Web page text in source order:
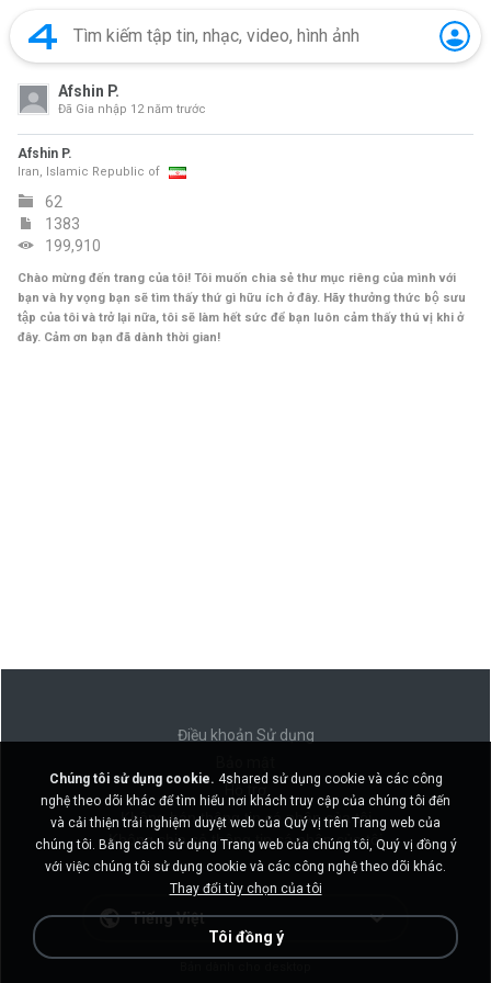
Afshin P.
Đã Gia nhập 12 năm trước
Afshin P.
Iran, Islamic Republic of
62
1383
199,910
Chào mừng đến trang của tôi! Tôi muốn chia sẻ thư mục riêng của mình với
bạn và hy vọng bạn sẽ tìm thấy thứ gì hữu ích ở đây. Hãy thưởng thức bộ sưu
tập của tôi và trở lại nữa, tôi sẽ làm hết sức để bạn luôn cảm thấy thú vị khi ở
đây. Cảm ơn bạn đã dành thời gian!
Điều khoản Sử dụng
Không bán thông tin cá nhân của tôi
Không chia sẻ thông tin cá nhân của tôi
Tiếng Việt
Chúng tôi sử dụng cookie. 4shared sử dụng cookie và các công
nghệ theo dõi khác để tìm hiểu nơi khách truy cập của chúng tôi đến
và cải thiện trải nghiệm duyệt web của Quý vị trên Trang web của
chúng tôi. Bằng cách sử dụng Trang web của chúng tôi, Quý vị đồng ý
với việc chúng tôi sử dụng cookie và các công nghệ theo dõi khác.
Thay đổi tùy chọn của tôi
Tôi đồng ý